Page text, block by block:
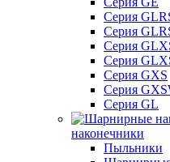
Серия
Серия
Серия
Серия
Серия GXS
Серия
Серия GL
наконечники
Пыльники